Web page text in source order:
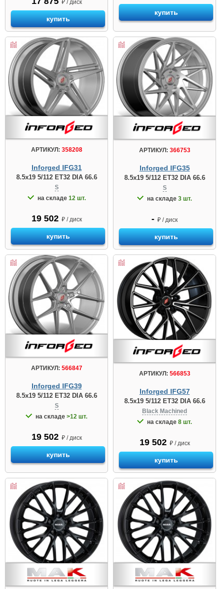
₽ / диск
купить
купить
АРТИКУЛ: 358208
Inforged IFG31
8.5x19 5/112 ET32 DIA 66.6
S
на складе 12 шт.
19 502 ₽ / диск
купить
АРТИКУЛ: 366753
Inforged IFG35
8.5x19 5/112 ET32 DIA 66.6
S
на складе 3 шт.
- ₽ / диск
купить
АРТИКУЛ: 566847
Inforged IFG39
8.5x19 5/112 ET32 DIA 66.6
S
на складе >12 шт.
19 502 ₽ / диск
купить
АРТИКУЛ: 566853
Inforged IFG57
8.5x19 5/112 ET32 DIA 66.6
Black Machined
на складе 8 шт.
19 502 ₽ / диск
купить